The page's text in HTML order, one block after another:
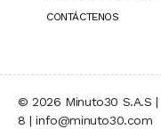
CONTÁCTENOS
© 2026 Minuto30 S.A.S
8 | info@minuto30.com